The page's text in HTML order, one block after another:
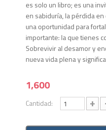
es solo un libro; es una
en sabiduría, la pérdida
una oportunidad para
importante: la que tienes
Sobrevivir al desamor y
nueva vida plena y
1,600
Cantidad: +